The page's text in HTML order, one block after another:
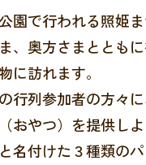
園で行われる照姫
、奥方さまととも
に訪れます。
行列参加者の方々
おやつ）を提供し
名付けた３種類の